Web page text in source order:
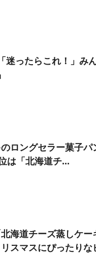
迷ったらこれ！」み
のロングセラー菓子
は「北海道チ...
海道チーズ蒸しケー
マスにぴったりな